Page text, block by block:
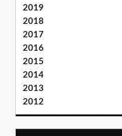
2019
2018
2017
2016
2015
2014
2013
2012